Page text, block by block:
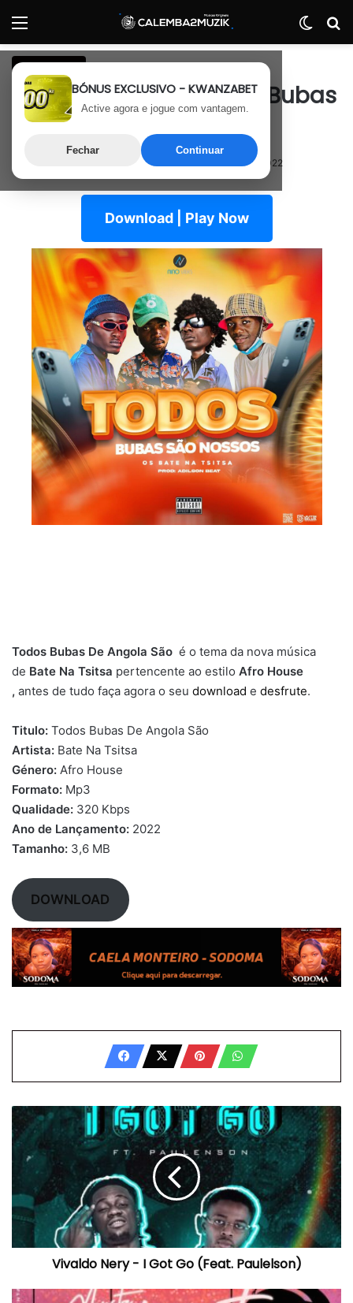
Menu
BÓNUS EXCLUSIVO - KWANZABET
Active agora e jogue com vantagem.
Fechar Continuar
Afro House
Bate Na Tsitsa – Todos Bubas
De Angola São
Última atualização: 26 de Junho, 2022
Download | Play Now
Todos Bubas De Angola São é o tema da nova música
de Bate Na Tsitsa pertencente ao estilo Afro House
, antes de tudo faça agora o seu download e desfrute.
Titulo: Todos Bubas De Angola São
Artista: Bate Na Tsitsa
Género: Afro House
Formato: Mp3
Qualidade: 320 Kbps
Ano de Lançamento: 2022
Tamanho: 3,6 MB
DOWNLOAD
Vivaldo
Nery
I
Go
(Feat.
Paulelson)
Vivaldo Nery - I Got Go (Feat. Paulelson)
Monsta